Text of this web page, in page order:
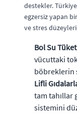
destekler.
egzersiz yapan
ve stres
Bol Su
vücuttaki
böbreklerin
Lifli
tam tahıllar
sistemini